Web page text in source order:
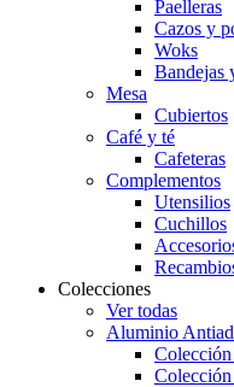
Paelleras
Cazos y
Woks
Bandejas
Mesa
Cubiertos
Café y té
Cafeteras
Complementos
Utensilios
Cuchillos
Colecciones
Ver todas
Aluminio